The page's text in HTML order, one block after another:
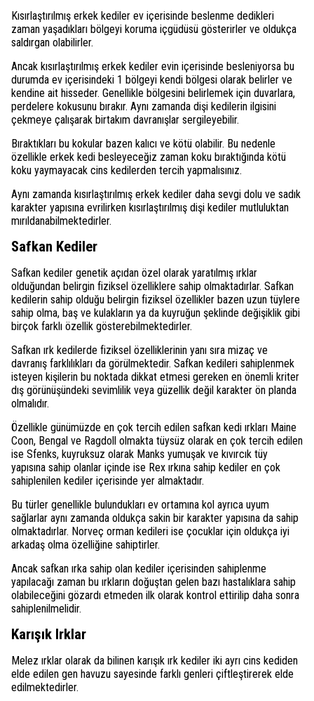
Kısırlaştırılmış erkek kediler ev içerisinde beslenme dedikleri
zaman yaşadıkları bölgeyi koruma içgüdüsü gösterirler ve oldukça
saldırgan olabilirler.
Ancak kısırlaştırılmış erkek kediler evin içerisinde besleniyorsa bu
durumda ev içerisindeki 1 bölgeyi kendi bölgesi olarak belirler ve
kendine ait hisseder. Genellikle bölgesini belirlemek için duvarlara,
perdelere kokusunu bırakır. Aynı zamanda dişi kedilerin ilgisini
çekmeye çalışarak birtakım davranışlar sergileyebilir.
Bıraktıkları bu kokular bazen kalıcı ve kötü olabilir. Bu nedenle
özellikle erkek kedi besleyeceğiz zaman koku bıraktığında kötü
koku yaymayacak cins kedilerden tercih yapmalısınız.
Aynı zamanda kısırlaştırılmış erkek kediler daha sevgi dolu ve sadık
karakter yapısına evrilirken kısırlaştırılmış dişi kediler mutluluktan
mırıldanabilmektedirler.
Safkan Kediler
Safkan kediler genetik açıdan özel olarak yaratılmış ırklar
olduğundan belirgin fiziksel özelliklere sahip olmaktadırlar. Safkan
kedilerin sahip olduğu belirgin fiziksel özellikler bazen uzun tüylere
sahip olma, baş ve kulakların ya da kuyruğun şeklinde değişiklik gibi
birçok farklı özellik gösterebilmektedirler.
Safkan ırk kedilerde fiziksel özelliklerinin yanı sıra mizaç ve
davranış farklılıkları da görülmektedir. Safkan kedileri sahiplenmek
isteyen kişilerin bu noktada dikkat etmesi gereken en önemli kriter
dış görünüşündeki sevimlilik veya güzellik değil karakter ön planda
olmalıdır.
Özellikle günümüzde en çok tercih edilen safkan kedi ırkları Maine
Coon, Bengal ve Ragdoll olmakta tüysüz olarak en çok tercih edilen
ise Sfenks, kuyruksuz olarak Manks yumuşak ve kıvırcık tüy
yapısına sahip olanlar içinde ise Rex ırkına sahip kediler en çok
sahiplenilen kediler içerisinde yer almaktadır.
Bu türler genellikle bulundukları ev ortamına kol ayrıca uyum
sağlarlar aynı zamanda oldukça sakin bir karakter yapısına da sahip
olmaktadırlar. Norveç orman kedileri ise çocuklar için oldukça iyi
arkadaş olma özelliğine sahiptirler.
Ancak safkan ırka sahip olan kediler içerisinden sahiplenme
yapılacağı zaman bu ırkların doğuştan gelen bazı hastalıklara sahip
olabileceğini gözardı etmeden ilk olarak kontrol ettirilip daha sonra
sahiplenilmelidir.
Karışık Irklar
Melez ırklar olarak da bilinen karışık ırk kediler iki ayrı cins kediden
elde edilen gen havuzu sayesinde farklı genleri çiftleştirerek elde
edilmektedirler.